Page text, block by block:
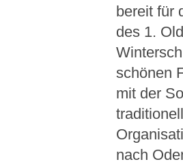
bereit für
des 1.
schönen
mit der
nach